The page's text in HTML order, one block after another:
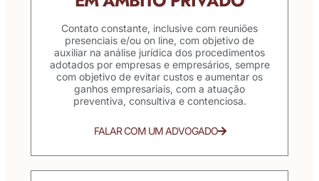
Contato constante, inclusive com reuniões
presenciais e/ou on line, com objetivo de
auxiliar na análise jurídica dos procedimentos
adotados por empresas e empresários, sempre
com objetivo de evitar custos e aumentar os
ganhos empresariais, com a atuação
preventiva, consultiva e contenciosa.
FALAR COM UM ADVOGADO